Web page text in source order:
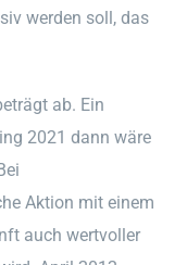
werden soll, das
ab. Ein
2021 dann wäre
Aktion mit einem
auch wertvoller